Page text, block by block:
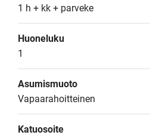
1 h + kk + parveke
Huoneluku
1
Asumismuoto
Vapaarahoitteinen
Katuosoite